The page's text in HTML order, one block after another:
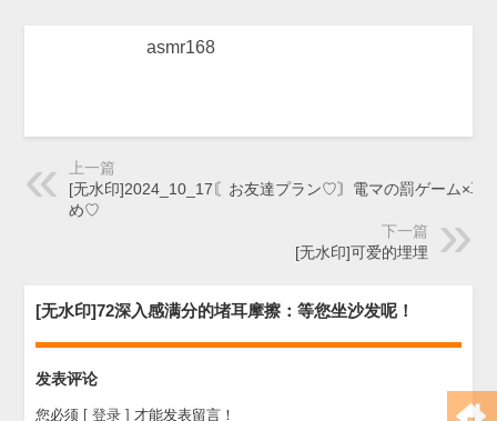
asmr168
上一篇
[无水印]2024_10_17〘お友達プラン♡〙電マの罰ゲーム×耳
め♡
下一篇
[无水印]可爱的埋埋
[无水印]72深入感满分的堵耳摩擦：等您坐沙发呢！
发表评论
您必须 [ 登录 ] 才能发表留言！